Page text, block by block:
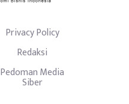
Privacy Policy
Redaksi
Pedoman Media
Siber